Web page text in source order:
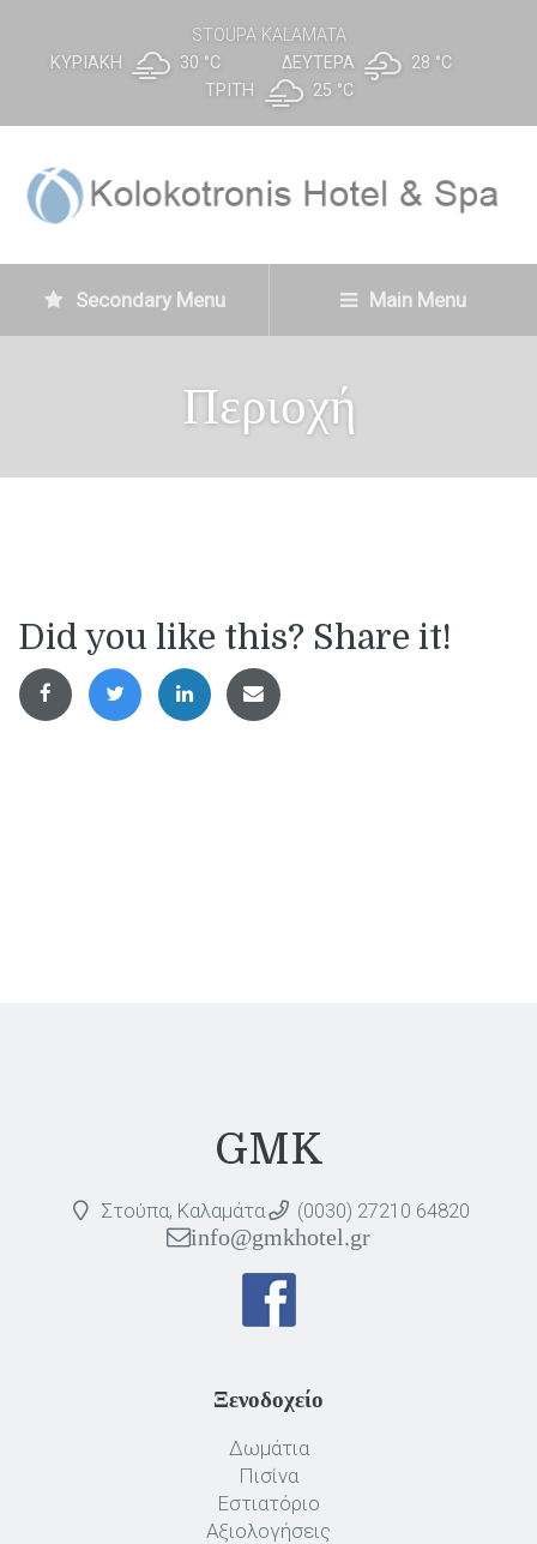
STOUPA KALAMATA
ΚΥΡΙΑΚΉ
30 °C ΔΕΥΤΈΡΑ 28 °C
ΤΡΊΤΗ
25 °C
Secondary Menu Main Menu
Περιοχή
Did you like this? Share it!
GMK
Στούπα, Καλαμάτα
(0030) 27210 64820
info@gmkhotel.gr
Ξενοδοχείο
Δωμάτια
Πισίνα
Εστιατόριο
Αξιολογήσεις